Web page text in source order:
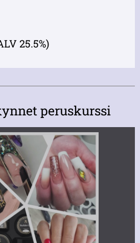
25.5%)
peruskurssi